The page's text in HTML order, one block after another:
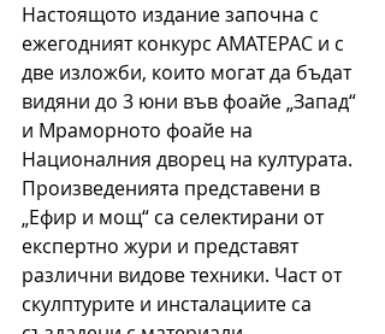
Настоящото издание започна с
ежегодният конкурс АМАТЕРАС и с
две изложби, които могат да бъдат
видяни до 3 юни във фоайе „Запад“
и Мраморното фоайе на
Националния дворец на културата.
Произведенията представени в
„Ефир и мощ“ са селектирани от
експертно жури и представят
различни видове техники. Част от
скулптурите и инсталациите са